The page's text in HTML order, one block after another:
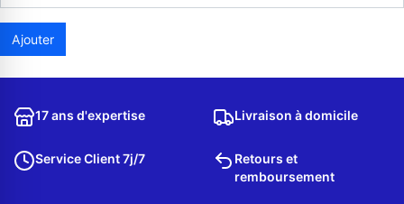
Envoyer un message
Ajouter
17 ans d'expertise Livraison à domicile
Service Client 7j/7
Retours et
remboursement